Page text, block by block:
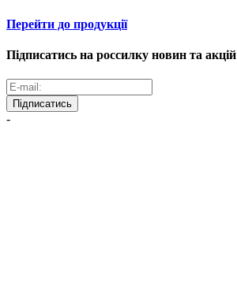
Перейти до продукції
Підписатись на россилку новин та акцій
Підписатись
-